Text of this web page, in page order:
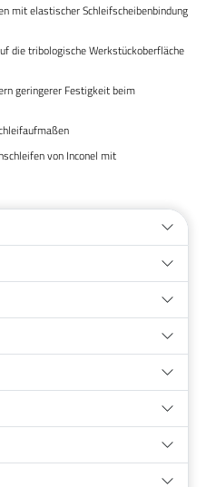
mit elastischer Schleifscheibenbindung
die tribologische Werkstückoberfläche
geringerer Festigkeit beim
von Inconel mit